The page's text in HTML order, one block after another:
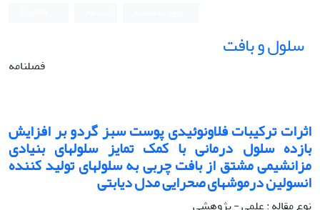
سلول و بافت
فصلنامه
اثرات ترکیبات فلاونوئیدی پوست سبز گردو بر افزایش
بازده سلول درمانی با کمک تمایز سلول‏های بنیادی
مزانشیمی مشتق از بافت چربی به سلول‏های تولید کننده
انسولین درموش‏های صحرایی مدل دیابتی
نوع مقاله : علمی - پژوهشی